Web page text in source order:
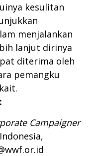
kesulitan
menjalankan
lanjut dirinya
diterima oleh
pemangku
Campaigner